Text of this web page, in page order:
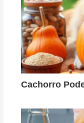
Cachorro